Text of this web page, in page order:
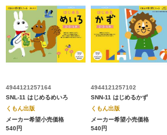
4944121257164
SNL-11 はじめるめいろ
くもん出版
メーカー希望小売価格
540円
4944121257102
SNN-11 はじめるかず
くもん出版
メーカー希望小売価格
540円